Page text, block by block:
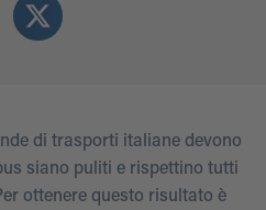
di trasporti italiane devono
siano puliti e rispettino tutti
ottenere questo risultato è